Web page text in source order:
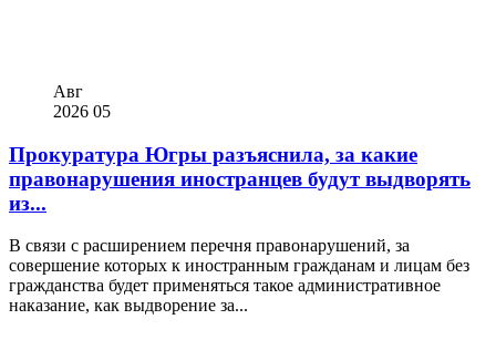
Авг
2026 05
Прокуратура Югры разъяснила, за какие
правонарушения иностранцев будут выдворять
из...
В связи с расширением перечня правонарушений, за
совершение которых к иностранным гражданам и лицам без
гражданства будет применяться такое административное
наказание, как выдворение за...